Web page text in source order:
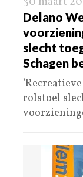
Delano
slecht
Schagen
rolstoel